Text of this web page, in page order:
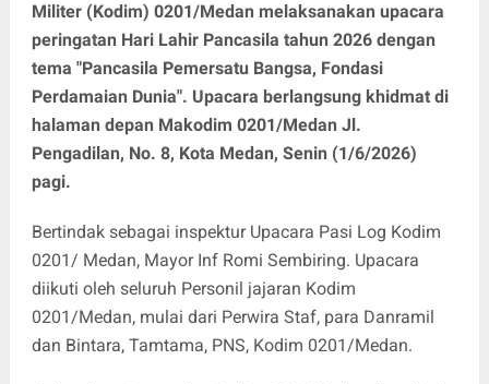
Militer (Kodim) 0201/Medan melaksanakan upacara
peringatan Hari Lahir Pancasila tahun 2026 dengan
tema "Pancasila Pemersatu Bangsa, Fondasi
Perdamaian Dunia". Upacara berlangsung khidmat di
halaman depan Makodim 0201/Medan Jl.
Pengadilan, No. 8, Kota Medan, Senin (1/6/2026)
pagi.
Bertindak sebagai inspektur Upacara Pasi Log Kodim
0201/ Medan, Mayor Inf Romi Sembiring. Upacara
diikuti oleh seluruh Personil jajaran Kodim
0201/Medan, mulai dari Perwira Staf, para Danramil
dan Bintara, Tamtama, PNS, Kodim 0201/Medan.